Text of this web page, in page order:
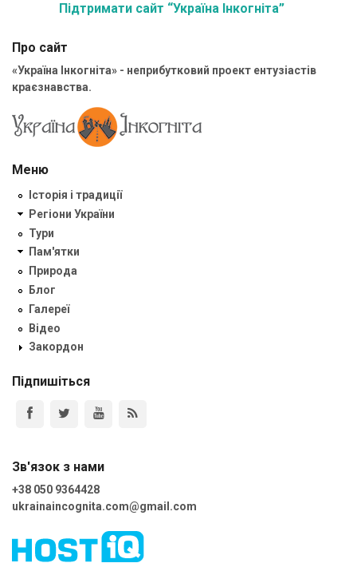
Підтримати сайт “Україна Інкогніта”
Про сайт
«Україна Інкогніта» - неприбутковий проект ентузіастів
краєзнавства.
Меню
Історія і традиції
Регіони України
Тури
Пам'ятки
Природа
Блог
Галереї
Відео
Закордон
Підпишіться
Зв'язок з нами
+38 050 9364428
ukrainaincognita.com@gmail.com